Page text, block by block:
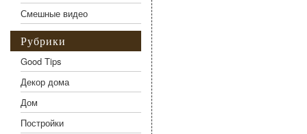
Смешные видео
Рубрики
Good Tips
Декор дома
Дом
Постройки